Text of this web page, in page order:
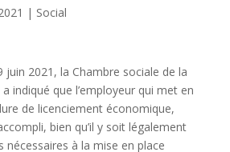
| Social
juin 2021, la Chambre sociale de la
indiqué que l’employeur qui met en
de licenciement économique,
bien qu’il y soit légalement
nécessaires à la mise en place